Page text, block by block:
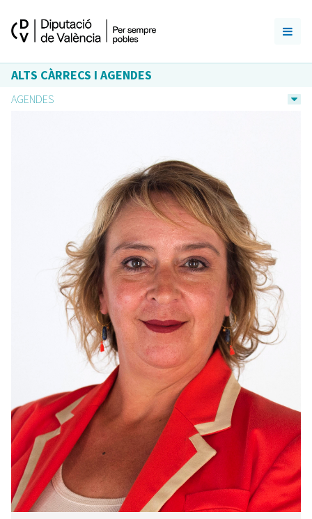
ALTS CÀRRECS I AGENDES
AGENDES